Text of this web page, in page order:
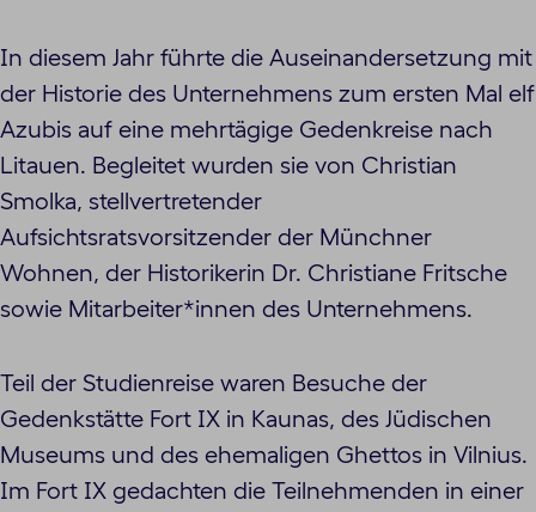
In diesem Jahr führte die Auseinandersetzung mit
der Historie des Unternehmens zum ersten Mal elf
Azubis auf eine mehrtägige Gedenkreise nach
Litauen. Begleitet wurden sie von Christian
Smolka, stellvertretender
Aufsichtsratsvorsitzender der Münchner
Wohnen, der Historikerin Dr. Christiane Fritsche
sowie Mitarbeiter*innen des Unternehmens.
Teil der Studienreise waren Besuche der
Gedenkstätte Fort IX in Kaunas, des Jüdischen
Museums und des ehemaligen Ghettos in Vilnius.
Im Fort IX gedachten die Teilnehmenden in einer